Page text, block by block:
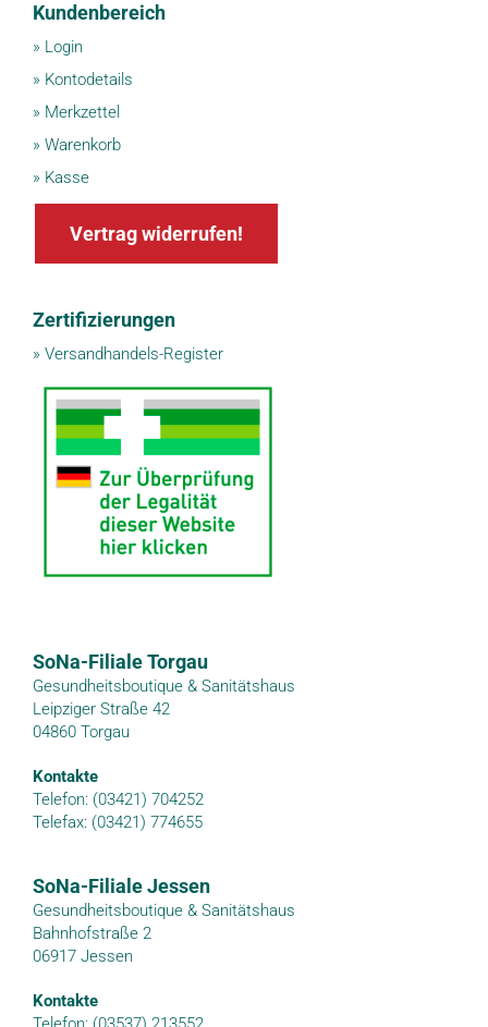
Kundenbereich
» Login
» Kontodetails
» Merkzettel
» Warenkorb
» Kasse
Vertrag widerrufen!
Zertifizierungen
» Versandhandels-Register
SoNa-Filiale Torgau
Gesundheitsboutique & Sanitätshaus
Leipziger Straße 42
04860 Torgau
Kontakte
Telefon: (03421) 704252
Telefax: (03421) 774655
SoNa-Filiale Jessen
Gesundheitsboutique & Sanitätshaus
Bahnhofstraße 2
06917 Jessen
Kontakte